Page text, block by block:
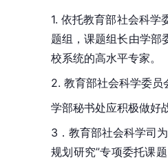
1. 依托教育部社会科
题组，课题组长由学部
校系统的高水平专家。
2. 教育部社会科学委员
学部秘书处应积极做好
3．教育部社会科学司
规划研究”专项委托课